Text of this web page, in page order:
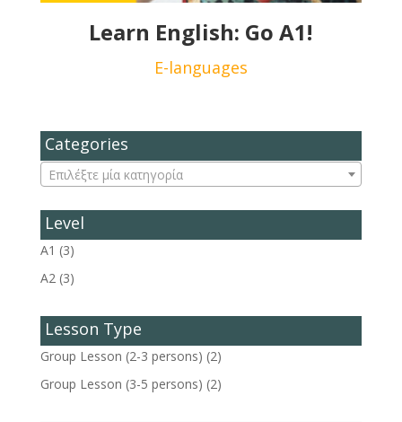
Learn English: Go A1!
E-languages
Categories
Επιλέξτε μία κατηγορία
Level
A1 (3)
A2 (3)
Lesson Type
Group Lesson (2-3 persons) (2)
Group Lesson (3-5 persons) (2)